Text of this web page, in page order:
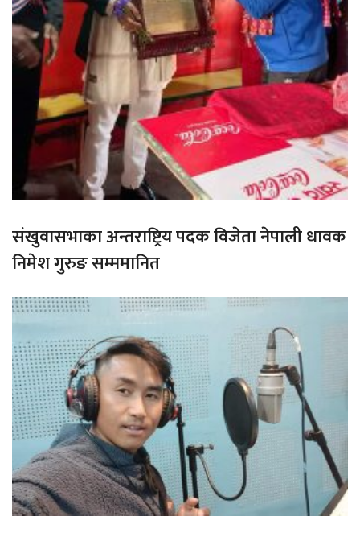
संखुवासभाका अन्तराष्ट्रिय पदक विजेता नेपाली धावक
निमेश गुरुङ सम्ममानित